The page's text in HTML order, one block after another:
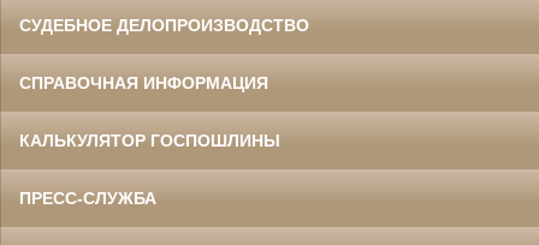
СУДЕБНОЕ ДЕЛОПРОИЗВОДСТВО
СПРАВОЧНАЯ ИНФОРМАЦИЯ
КАЛЬКУЛЯТОР ГОСПОШЛИНЫ
ПРЕСС-СЛУЖБА